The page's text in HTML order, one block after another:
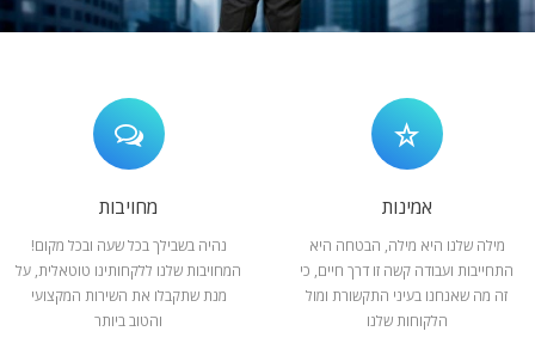
המלצות
צור קשר
אמינות
מילה שלנו היא מילה, הבטחה היא
התחייבות ועבודה קשה זו דרך חיים, כי
זה מה שאנחנו בעיני התקשורת ומול
הלקוחות שלנו
מחויבות
נהיה בשבילך בכל שעה ובכל מקום!
המחויבות שלנו ללקחותינו טוטאלית, על
מנת שתקבלו את השירות המקצועי
והטוב ביותר